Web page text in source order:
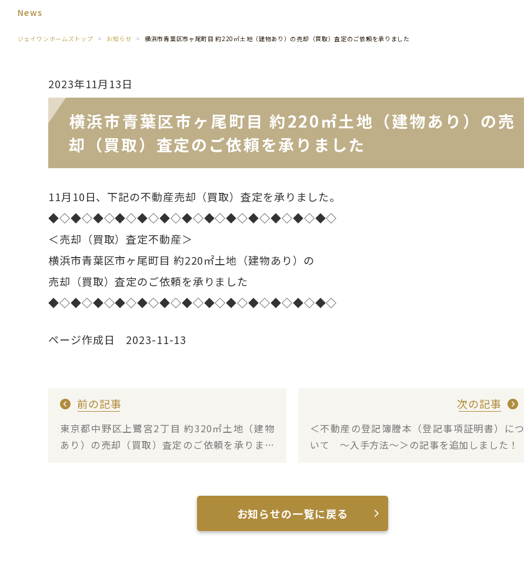
News
ジェイワンホームズトップ お知らせ 横浜市青葉区市ヶ尾町目 約220㎡土地（建物あり）の売却（買取）査定のご依頼を承りました
2023年11月13日
横浜市青葉区市ヶ尾町目 約220㎡土地（建物あり）の売
却（買取）査定のご依頼を承りました
11月10日、下記の不動産売却（買取）査定を承りました。
◆◇◆◇◆◇◆◇◆◇◆◇◆◇◆◇◆◇◆◇◆◇◆◇◆◇
＜売却（買取）査定不動産＞
横浜市青葉区市ヶ尾町目 約220㎡土地（建物あり）の
売却（買取）査定のご依頼を承りました
◆◇◆◇◆◇◆◇◆◇◆◇◆◇◆◇◆◇◆◇◆◇◆◇◆◇
ページ作成日 2023-11-13
前の記事
東京都中野区上鷺宮2丁目 約320㎡土地（建物
あり）の売却（買取）査定のご依頼を承りまし
次の記事
＜不動産の登記簿謄本（登記事項証明書）につ
いて ～入手方法～＞の記事を追加しました！
お知らせの一覧に戻る